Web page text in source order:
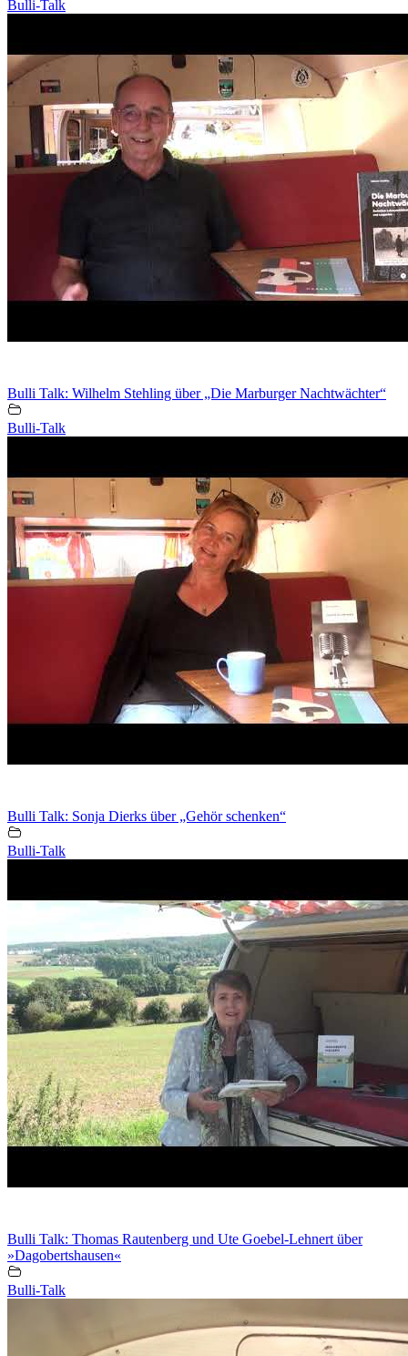
Bulli-Talk
Bulli Talk: Wilhelm Stehling über „Die Marburger Nachtwächter“
Bulli-Talk
Bulli Talk: Sonja Dierks über „Gehör schenken“
Bulli-Talk
Bulli Talk: Thomas Rautenberg und Ute Goebel-Lehnert über
»Dagobertshausen«
Bulli-Talk